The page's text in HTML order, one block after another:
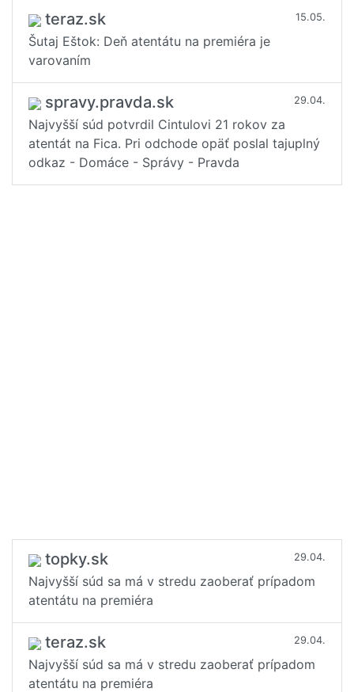
teraz.sk 15.05.
Šutaj Eštok: Deň atentátu na premiéra je
varovaním
spravy.pravda.sk 29.04.
Najvyšší súd potvrdil Cintulovi 21 rokov za
atentát na Fica. Pri odchode opäť poslal tajuplný
odkaz - Domáce - Správy - Pravda
topky.sk 29.04.
Najvyšší súd sa má v stredu zaoberať prípadom
atentátu na premiéra
teraz.sk 29.04.
Najvyšší súd sa má v stredu zaoberať prípadom
atentátu na premiéra